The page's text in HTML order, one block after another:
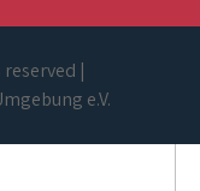
|
e.V.